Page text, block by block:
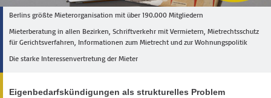
Berlins größte Mieterorganisation mit über 190.000 Mitgliedern
Mieterberatung in allen Bezirken, Schriftverkehr mit Vermietern, Mietrechtsschutz
für Gerichtsverfahren, Informationen zum Mietrecht und zur Wohnungspolitik
Die starke Interessenvertretung der Mieter
Eigenbedarfskündigungen als strukturelles Problem